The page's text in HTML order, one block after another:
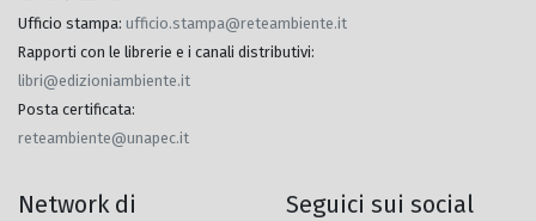
Ufficio stampa: ufficio.stampa@reteambiente.it
Rapporti con le librerie e i canali distributivi:
libri@edizioniambiente.it
Posta certificata:
reteambiente@unapec.it
Network di
Seguici sui social